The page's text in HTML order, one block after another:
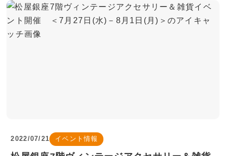
2022/07/21 イベント情報